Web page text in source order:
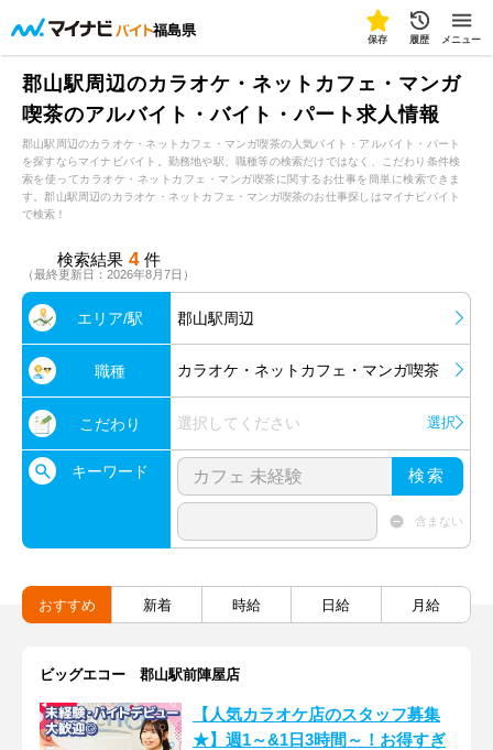
福島県
保存 履歴 メニュー
郡山駅周辺のカラオケ・ネットカフェ・マンガ
喫茶のアルバイト・バイト・パート求人情報
郡山駅周辺のカラオケ・ネットカフェ・マンガ喫茶の人気バイト・アルバイト・パート
を探すならマイナビバイト。勤務地や駅、職種等の検索だけではなく、こだわり条件検
索を使ってカラオケ・ネットカフェ・マンガ喫茶に関するお仕事を簡単に検索できま
す。郡山駅周辺のカラオケ・ネットカフェ・マンガ喫茶のお仕事探しはマイナビバイト
で検索！
検索結果 4 件
（最終更新日：2026年8月7日）
エリア/駅 郡山駅周辺
職種 カラオケ・ネットカフェ・マンガ喫茶
こだわり 選択してください 選択
キーワード 検索
含まない
おすすめ 新着 時給 日給 月給
ビッグエコー 郡山駅前陣屋店
【人気カラオケ店のスタッフ募集
★】週1～&1日3時間～！お得すぎ